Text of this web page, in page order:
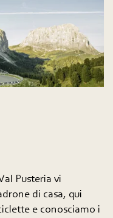
Pusteria vi
di casa, qui
e conosciamo i